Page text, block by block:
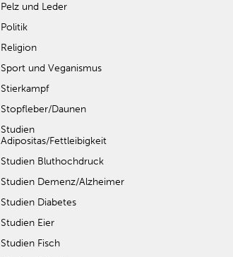
Pelz und Leder
Politik
Religion
Sport und Veganismus
Stierkampf
Stopfleber/Daunen
Studien
Adipositas/Fettleibigkeit
Studien Bluthochdruck
Studien Demenz/Alzheimer
Studien Diabetes
Studien Eier
Studien Fisch